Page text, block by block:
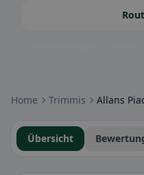
Home Trimmis Allans
Übersicht